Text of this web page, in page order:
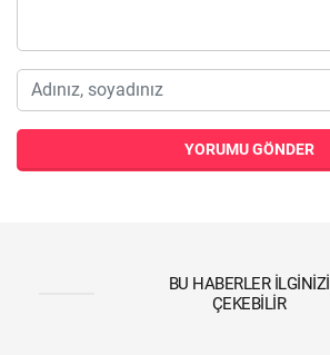
YORUMU GÖNDER
BU HABERLER İLGINIZI
ÇEKEBILIR